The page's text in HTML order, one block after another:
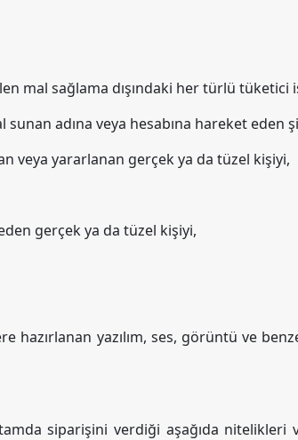
mal sağlama dışındaki her türlü
adına veya hesabına hareket eden
veya yararlanan gerçek ya da tüzel kişiyi,
gerçek ya da tüzel kişiyi,
hazırlanan yazılım, ses, görüntü ve
siparişini verdiği aşağıda nitelikleri